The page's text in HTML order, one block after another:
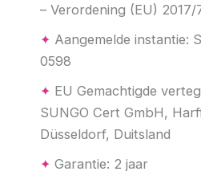
– Verordening (EU) 2017/
✦ Aangemelde instantie:
0598
✦ EU Gemachtigde
SUNGO Cert GmbH,
Düsseldorf, Duitsland
✦ Garantie: 2 jaar